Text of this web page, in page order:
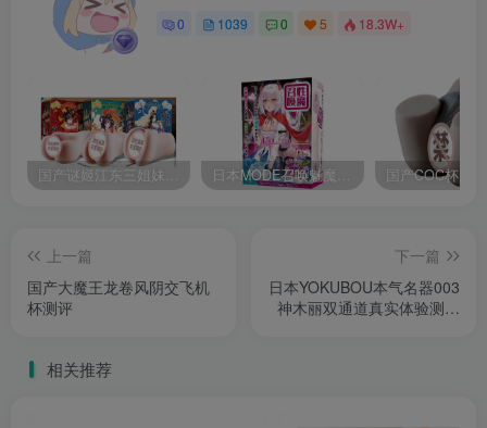
0 1039 0 5 18.3W+
国产谜姬江东三姐妹国潮飞机杯低中高刺激度全覆盖飞机杯测评报告 日本MODE召唤魅魔飞机杯高刺激榨汁姬名器倒模自慰器使用体验及测评报告
上一篇
国产大魔王龙卷风阴交飞机
杯测评
下一篇
日本YOKUBOU本气名器003
神木丽双通道真实体验测评
相关推荐